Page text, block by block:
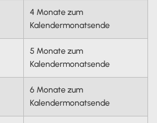
4 Monate zum
Kalendermonatsende
5 Monate zum
Kalendermonatsende
6 Monate zum
Kalendermonatsende